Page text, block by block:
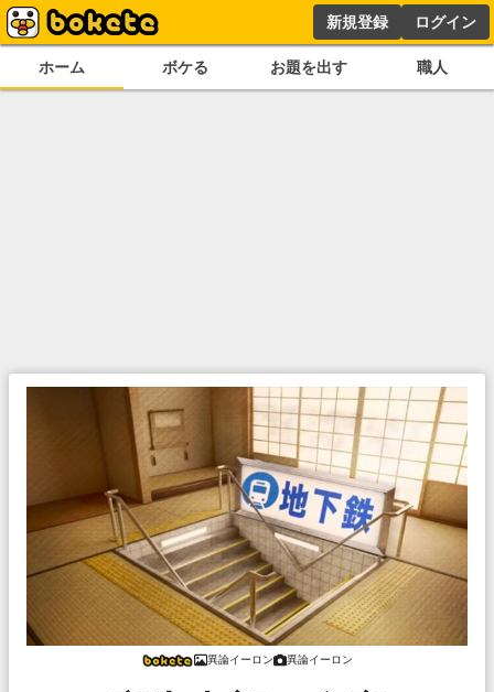
新規登録 ログイン
ホーム ボケる お題を出す 職人
異論イーロン 異論イーロン